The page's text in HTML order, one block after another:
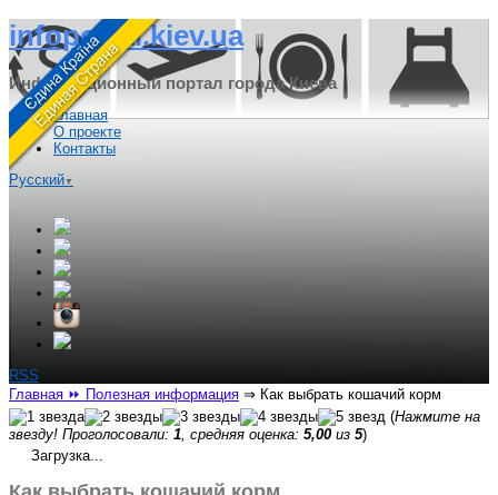
infoportal.kiev.ua
Информационный портал города Киева
Главная
О проекте
Контакты
Русский ▼
RSS
Главная ⏩ Полезная информация ⇒ Как выбрать кошачий корм
(Нажмите на
звезду! Проголосовали: 1 , средняя оценка: 5,00 из 5)
Загрузка...